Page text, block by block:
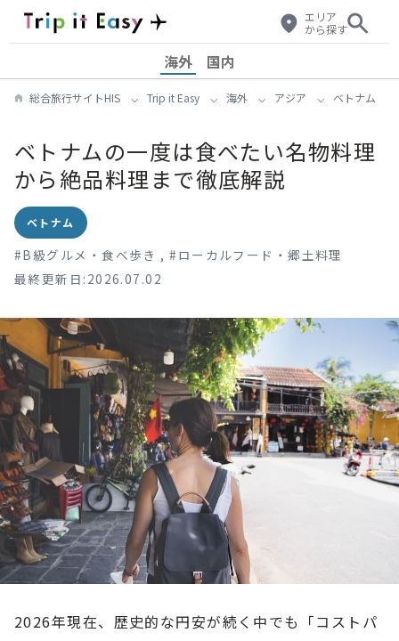
エリア
から探す
海外 国内
総合旅行サイトHIS Trip it Easy 海外 アジア ベトナム
ベトナムの一度は食べたい名物料理
から絶品料理まで徹底解説
ベトナム
#B級グルメ・食べ歩き ,# ローカルフード・郷土料理
最終更新日:2026.07.02
2026年現在、歴史的な円安が続く中でも「コストパ